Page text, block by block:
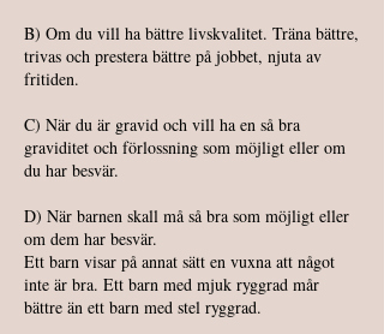
B) Om du vill ha bättre livskvalitet. Träna bättre,
trivas och prestera bättre på jobbet, njuta av
fritiden.
C) När du är gravid och vill ha en så bra
graviditet och förlossning som möjligt eller om
du har besvär.
D) När barnen skall må så bra som möjligt eller
om dem har besvär.
Ett barn visar på annat sätt en vuxna att något
inte är bra. Ett barn med mjuk ryggrad mår
bättre än ett barn med stel ryggrad.